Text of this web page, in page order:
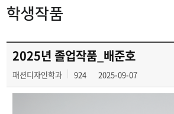
학생작품
2025년 졸업작품_배준호
패션디자인학과 924 2025-09-07